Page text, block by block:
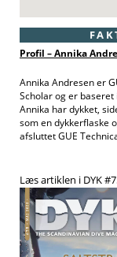
Profil – Annika
Annika Andresen er
Scholar og er baseret
Annika har dykket,
som en dykkerflaske
afsluttet GUE
Læs artiklen i DYK